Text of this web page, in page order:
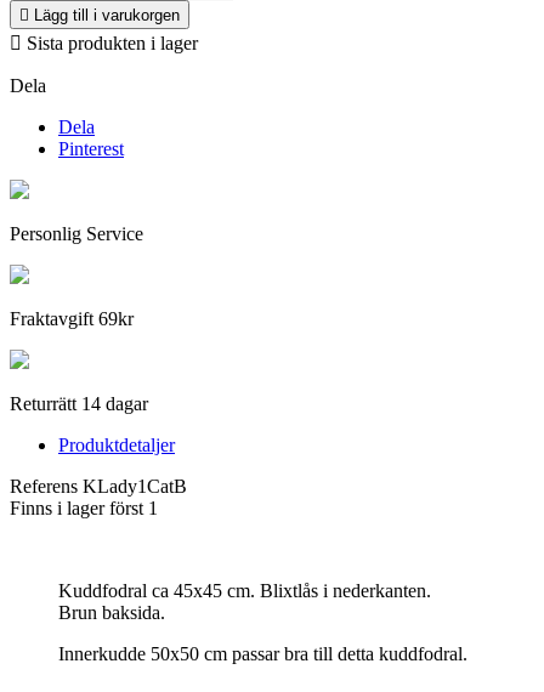
 Lägg till i varukorgen
 Sista produkten i lager
Dela
Dela
Pinterest
Personlig Service
Fraktavgift 69kr
Returrätt 14 dagar
Produktdetaljer
Referens KLady1CatB
Finns i lager först 1
Kuddfodral ca 45x45 cm. Blixtlås i nederkanten.
Brun baksida.
Innerkudde 50x50 cm passar bra till detta kuddfodral.